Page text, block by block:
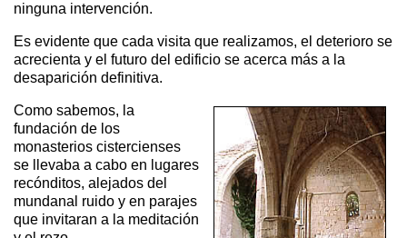
ninguna intervención.
Es evidente que cada visita que realizamos, el deterioro se
acrecienta y el futuro del edificio se acerca más a la
desaparición definitiva.
Como sabemos, la
fundación de los
monasterios cistercienses
se llevaba a cabo en lugares
recónditos, alejados del
mundanal ruido y en parajes
que invitaran a la meditación